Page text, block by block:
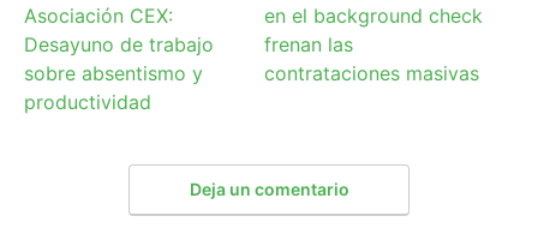
Asociación CEX:
Desayuno de trabajo
sobre absentismo y
productividad
en el background check
frenan las
contrataciones masivas
Deja un comentario